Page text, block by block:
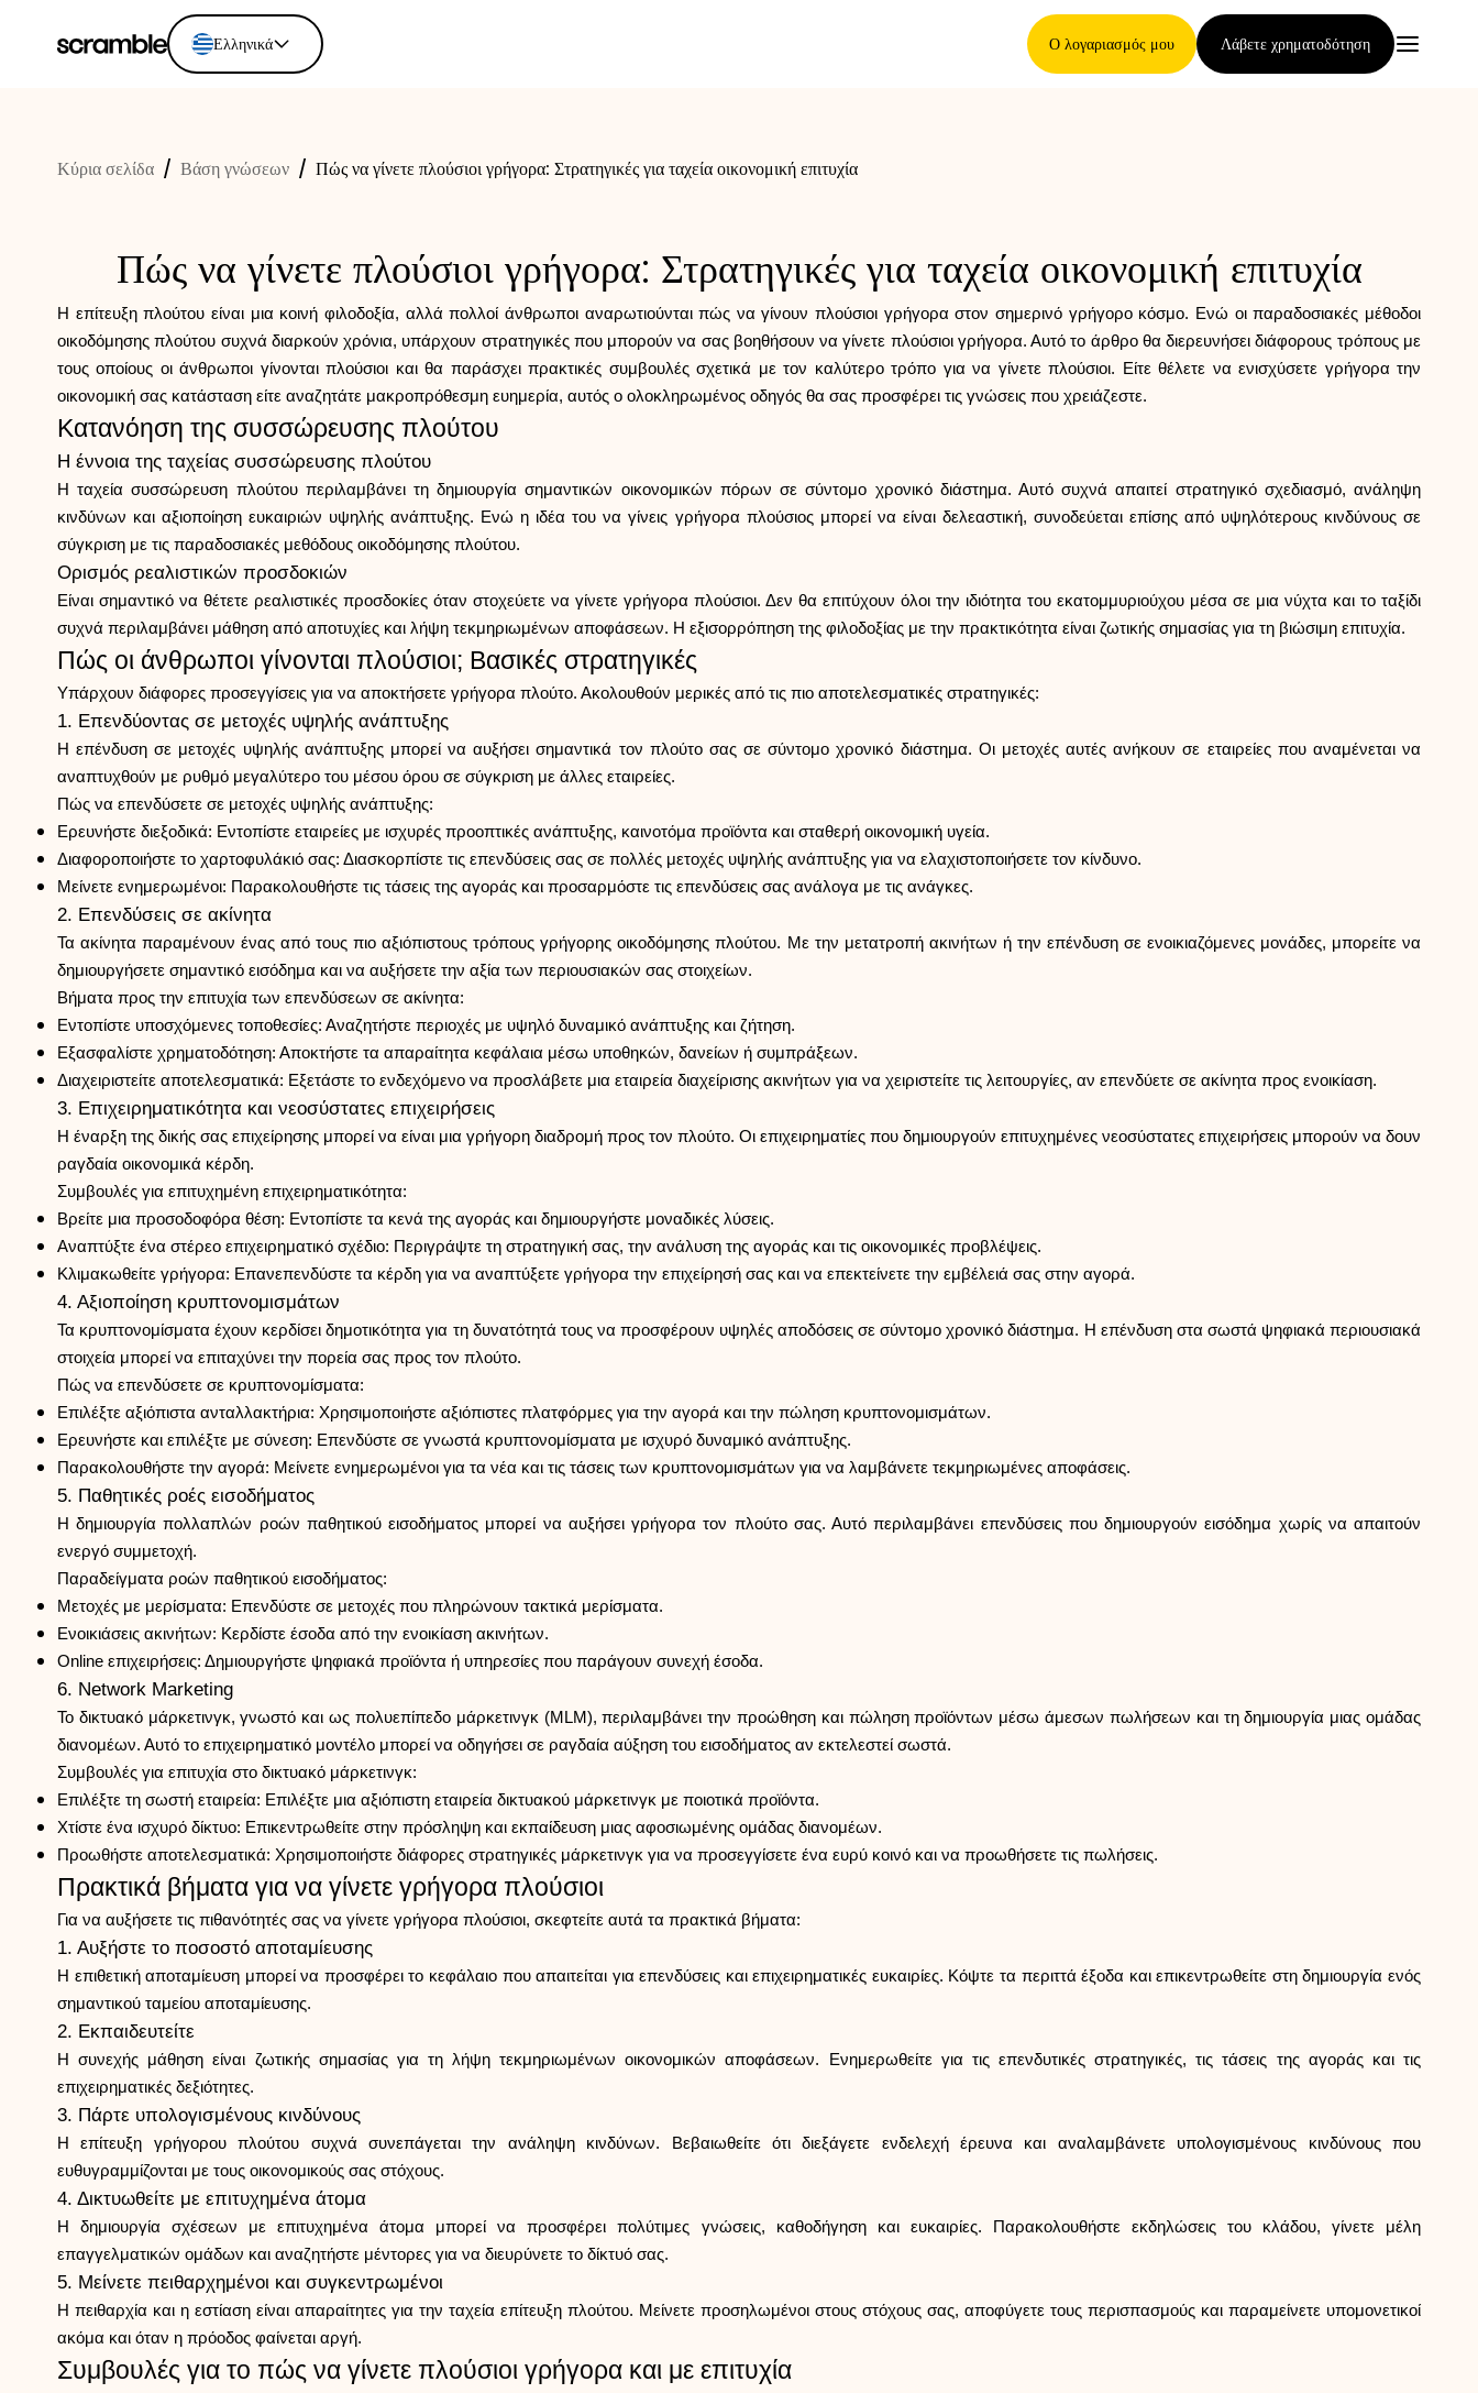
Ελληνικά
Español
Deutsch
Eesti keel
Ο λογαριασμός μου Λάβετε χρηματοδότηση
Όροι ανάθεσης απαιτήσεων
Γκαλερί μαρκών
Επιλογή μάρκας
Υπολογιστές
Ιστορικό γύρων
Κύρια σελίδα / Βάση γνώσεων / Πώς να γίνετε πλούσιοι γρήγορα: Στρατηγικές για ταχεία οικονομική επιτυχία
Πώς να γίνετε πλούσιοι γρήγορα: Στρατηγικές για ταχεία οικονομική επιτυχία
Η επίτευξη πλούτου είναι μια κοινή φιλοδοξία, αλλά πολλοί άνθρωποι αναρωτιούνται πώς να γίνουν πλούσιοι γρήγορα στον σημερινό γρήγορο κόσμο. Ενώ οι παραδοσιακές μέθοδοι
οικοδόμησης πλούτου συχνά διαρκούν χρόνια, υπάρχουν στρατηγικές που μπορούν να σας βοηθήσουν να γίνετε πλούσιοι γρήγορα. Αυτό το άρθρο θα διερευνήσει διάφορους τρόπους με
τους οποίους οι άνθρωποι γίνονται πλούσιοι και θα παράσχει πρακτικές συμβουλές σχετικά με τον καλύτερο τρόπο για να γίνετε πλούσιοι. Είτε θέλετε να ενισχύσετε γρήγορα την
οικονομική σας κατάσταση είτε αναζητάτε μακροπρόθεσμη ευημερία, αυτός ο ολοκληρωμένος οδηγός θα σας προσφέρει τις γνώσεις που χρειάζεστε.
Κατανόηση της συσσώρευσης πλούτου
Η έννοια της ταχείας συσσώρευσης πλούτου
Η ταχεία συσσώρευση πλούτου περιλαμβάνει τη δημιουργία σημαντικών οικονομικών πόρων σε σύντομο χρονικό διάστημα. Αυτό συχνά απαιτεί στρατηγικό σχεδιασμό, ανάληψη
κινδύνων και αξιοποίηση ευκαιριών υψηλής ανάπτυξης. Ενώ η ιδέα του να γίνεις γρήγορα πλούσιος μπορεί να είναι δελεαστική, συνοδεύεται επίσης από υψηλότερους κινδύνους σε
σύγκριση με τις παραδοσιακές μεθόδους οικοδόμησης πλούτου.
Ορισμός ρεαλιστικών προσδοκιών
Είναι σημαντικό να θέτετε ρεαλιστικές προσδοκίες όταν στοχεύετε να γίνετε γρήγορα πλούσιοι. Δεν θα επιτύχουν όλοι την ιδιότητα του εκατομμυριούχου μέσα σε μια νύχτα και το ταξίδι
συχνά περιλαμβάνει μάθηση από αποτυχίες και λήψη τεκμηριωμένων αποφάσεων. Η εξισορρόπηση της φιλοδοξίας με την πρακτικότητα είναι ζωτικής σημασίας για τη βιώσιμη επιτυχία.
Πώς οι άνθρωποι γίνονται πλούσιοι; Βασικές στρατηγικές
Υπάρχουν διάφορες προσεγγίσεις για να αποκτήσετε γρήγορα πλούτο. Ακολουθούν μερικές από τις πιο αποτελεσματικές στρατηγικές:
1. Επενδύοντας σε μετοχές υψηλής ανάπτυξης
Η επένδυση σε μετοχές υψηλής ανάπτυξης μπορεί να αυξήσει σημαντικά τον πλούτο σας σε σύντομο χρονικό διάστημα. Οι μετοχές αυτές ανήκουν σε εταιρείες που αναμένεται να
αναπτυχθούν με ρυθμό μεγαλύτερο του μέσου όρου σε σύγκριση με άλλες εταιρείες.
Πώς να επενδύσετε σε μετοχές υψηλής ανάπτυξης:
Ερευνήστε διεξοδικά: Εντοπίστε εταιρείες με ισχυρές προοπτικές ανάπτυξης, καινοτόμα προϊόντα και σταθερή οικονομική υγεία.
Διαφοροποιήστε το χαρτοφυλάκιό σας: Διασκορπίστε τις επενδύσεις σας σε πολλές μετοχές υψηλής ανάπτυξης για να ελαχιστοποιήσετε τον κίνδυνο.
Μείνετε ενημερωμένοι: Παρακολουθήστε τις τάσεις της αγοράς και προσαρμόστε τις επενδύσεις σας ανάλογα με τις ανάγκες.
2. Επενδύσεις σε ακίνητα
Τα ακίνητα παραμένουν ένας από τους πιο αξιόπιστους τρόπους γρήγορης οικοδόμησης πλούτου. Με την μετατροπή ακινήτων ή την επένδυση σε ενοικιαζόμενες μονάδες, μπορείτε να
δημιουργήσετε σημαντικό εισόδημα και να αυξήσετε την αξία των περιουσιακών σας στοιχείων.
Βήματα προς την επιτυχία των επενδύσεων σε ακίνητα:
Εντοπίστε υποσχόμενες τοποθεσίες: Αναζητήστε περιοχές με υψηλό δυναμικό ανάπτυξης και ζήτηση.
Εξασφαλίστε χρηματοδότηση: Αποκτήστε τα απαραίτητα κεφάλαια μέσω υποθηκών, δανείων ή συμπράξεων.
Διαχειριστείτε αποτελεσματικά: Εξετάστε το ενδεχόμενο να προσλάβετε μια εταιρεία διαχείρισης ακινήτων για να χειριστείτε τις λειτουργίες, αν επενδύετε σε ακίνητα προς ενοικίαση.
3. Επιχειρηματικότητα και νεοσύστατες επιχειρήσεις
Η έναρξη της δικής σας επιχείρησης μπορεί να είναι μια γρήγορη διαδρομή προς τον πλούτο. Οι επιχειρηματίες που δημιουργούν επιτυχημένες νεοσύστατες επιχειρήσεις μπορούν να δουν
ραγδαία οικονομικά κέρδη.
Συμβουλές για επιτυχημένη επιχειρηματικότητα:
Βρείτε μια προσοδοφόρα θέση: Εντοπίστε τα κενά της αγοράς και δημιουργήστε μοναδικές λύσεις.
Αναπτύξτε ένα στέρεο επιχειρηματικό σχέδιο: Περιγράψτε τη στρατηγική σας, την ανάλυση της αγοράς και τις οικονομικές προβλέψεις.
Κλιμακωθείτε γρήγορα: Επανεπενδύστε τα κέρδη για να αναπτύξετε γρήγορα την επιχείρησή σας και να επεκτείνετε την εμβέλειά σας στην αγορά.
4. Αξιοποίηση κρυπτονομισμάτων
Τα κρυπτονομίσματα έχουν κερδίσει δημοτικότητα για τη δυνατότητά τους να προσφέρουν υψηλές αποδόσεις σε σύντομο χρονικό διάστημα. Η επένδυση στα σωστά ψηφιακά περιουσιακά
στοιχεία μπορεί να επιταχύνει την πορεία σας προς τον πλούτο.
Πώς να επενδύσετε σε κρυπτονομίσματα:
Επιλέξτε αξιόπιστα ανταλλακτήρια: Χρησιμοποιήστε αξιόπιστες πλατφόρμες για την αγορά και την πώληση κρυπτονομισμάτων.
Ερευνήστε και επιλέξτε με σύνεση: Επενδύστε σε γνωστά κρυπτονομίσματα με ισχυρό δυναμικό ανάπτυξης.
Παρακολουθήστε την αγορά: Μείνετε ενημερωμένοι για τα νέα και τις τάσεις των κρυπτονομισμάτων για να λαμβάνετε τεκμηριωμένες αποφάσεις.
5. Παθητικές ροές εισοδήματος
Η δημιουργία πολλαπλών ροών παθητικού εισοδήματος μπορεί να αυξήσει γρήγορα τον πλούτο σας. Αυτό περιλαμβάνει επενδύσεις που δημιουργούν εισόδημα χωρίς να απαιτούν
ενεργό συμμετοχή.
Παραδείγματα ροών παθητικού εισοδήματος:
Μετοχές με μερίσματα: Επενδύστε σε μετοχές που πληρώνουν τακτικά μερίσματα.
Ενοικιάσεις ακινήτων: Κερδίστε έσοδα από την ενοικίαση ακινήτων.
Online επιχειρήσεις: Δημιουργήστε ψηφιακά προϊόντα ή υπηρεσίες που παράγουν συνεχή έσοδα.
6. Network Marketing
Το δικτυακό μάρκετινγκ, γνωστό και ως πολυεπίπεδο μάρκετινγκ (MLM), περιλαμβάνει την προώθηση και πώληση προϊόντων μέσω άμεσων πωλήσεων και τη δημιουργία μιας ομάδας
διανομέων. Αυτό το επιχειρηματικό μοντέλο μπορεί να οδηγήσει σε ραγδαία αύξηση του εισοδήματος αν εκτελεστεί σωστά.
Συμβουλές για επιτυχία στο δικτυακό μάρκετινγκ:
Επιλέξτε τη σωστή εταιρεία: Επιλέξτε μια αξιόπιστη εταιρεία δικτυακού μάρκετινγκ με ποιοτικά προϊόντα.
Χτίστε ένα ισχυρό δίκτυο: Επικεντρωθείτε στην πρόσληψη και εκπαίδευση μιας αφοσιωμένης ομάδας διανομέων.
Προωθήστε αποτελεσματικά: Χρησιμοποιήστε διάφορες στρατηγικές μάρκετινγκ για να προσεγγίσετε ένα ευρύ κοινό και να προωθήσετε τις πωλήσεις.
Πρακτικά βήματα για να γίνετε γρήγορα πλούσιοι
Για να αυξήσετε τις πιθανότητές σας να γίνετε γρήγορα πλούσιοι, σκεφτείτε αυτά τα πρακτικά βήματα:
1. Αυξήστε το ποσοστό αποταμίευσης
Η επιθετική αποταμίευση μπορεί να προσφέρει το κεφάλαιο που απαιτείται για επενδύσεις και επιχειρηματικές ευκαιρίες. Κόψτε τα περιττά έξοδα και επικεντρωθείτε στη δημιουργία ενός
σημαντικού ταμείου αποταμίευσης.
2. Εκπαιδευτείτε
Η συνεχής μάθηση είναι ζωτικής σημασίας για τη λήψη τεκμηριωμένων οικονομικών αποφάσεων. Ενημερωθείτε για τις επενδυτικές στρατηγικές, τις τάσεις της αγοράς και τις
επιχειρηματικές δεξιότητες.
3. Πάρτε υπολογισμένους κινδύνους
Η επίτευξη γρήγορου πλούτου συχνά συνεπάγεται την ανάληψη κινδύνων. Βεβαιωθείτε ότι διεξάγετε ενδελεχή έρευνα και αναλαμβάνετε υπολογισμένους κινδύνους που
ευθυγραμμίζονται με τους οικονομικούς σας στόχους.
4. Δικτυωθείτε με επιτυχημένα άτομα
Η δημιουργία σχέσεων με επιτυχημένα άτομα μπορεί να προσφέρει πολύτιμες γνώσεις, καθοδήγηση και ευκαιρίες. Παρακολουθήστε εκδηλώσεις του κλάδου, γίνετε μέλη
επαγγελματικών ομάδων και αναζητήστε μέντορες για να διευρύνετε το δίκτυό σας.
5. Μείνετε πειθαρχημένοι και συγκεντρωμένοι
Η πειθαρχία και η εστίαση είναι απαραίτητες για την ταχεία επίτευξη πλούτου. Μείνετε προσηλωμένοι στους στόχους σας, αποφύγετε τους περισπασμούς και παραμείνετε υπομονετικοί
ακόμα και όταν η πρόοδος φαίνεται αργή.
Συμβουλές για το πώς να γίνετε πλούσιοι γρήγορα και με επιτυχία